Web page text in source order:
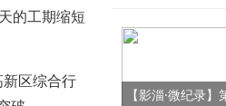
的工期缩短
区综合行